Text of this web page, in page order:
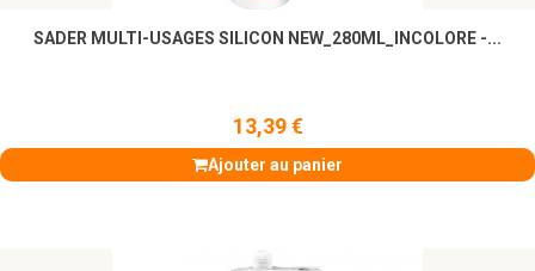
SADER MULTI-USAGES SILICON NEW_280ML_INCOLORE -...
13,39 €
Ajouter au panier